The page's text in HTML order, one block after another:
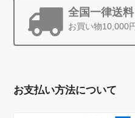
全国一律送
お買い物10,000
お支払い方法について